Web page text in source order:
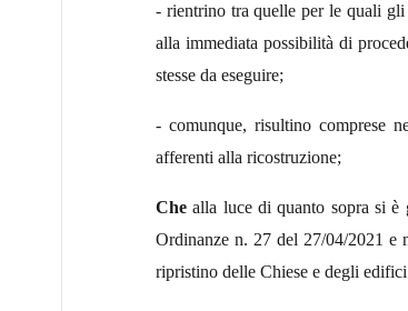
- rientrino tra quelle per le quali gli
alla immediata possibilità di
stesse da eseguire;
- comunque, risultino comprese
afferenti alla ricostruzione;
Chealla luce di quanto sopra si è
Ordinanze n. 27 del 27/04/2021 e
ripristino delle Chiese e degli